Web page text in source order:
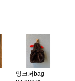
밍크퍼bag